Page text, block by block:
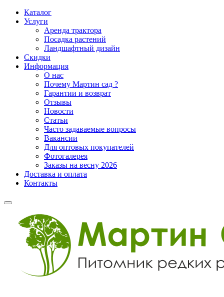
Каталог
Услуги
Аренда трактора
Посадка растений
Ландшафтный дизайн
Скидки
Информация
О нас
Почему Мартин сад ?
Гарантии и возврат
Отзывы
Новости
Статьи
Часто задаваемые вопросы
Вакансии
Для оптовых покупателей
Фотогалерея
Заказы на весну 2026
Доставка и оплата
Контакты